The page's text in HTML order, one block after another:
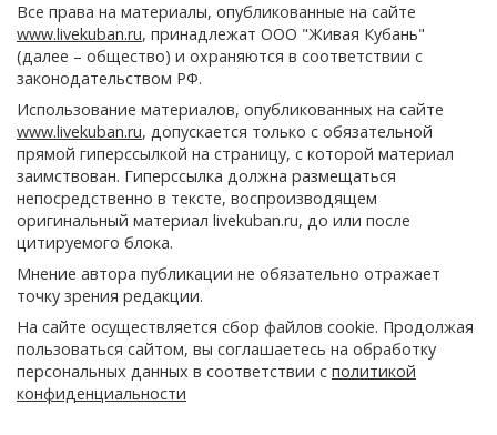
Все права на материалы, опубликованные на сайте
www.livekuban.ru, принадлежат ООО "Живая Кубань"
(далее – общество) и охраняются в соответствии с
законодательством РФ.
Использование материалов, опубликованных на сайте
www.livekuban.ru, допускается только с обязательной
прямой гиперссылкой на страницу, с которой материал
заимствован. Гиперссылка должна размещаться
непосредственно в тексте, воспроизводящем
оригинальный материал livekuban.ru, до или после
цитируемого блока.
Мнение автора публикации не обязательно отражает
точку зрения редакции.
На сайте осуществляется сбор файлов cookie. Продолжая
пользоваться сайтом, вы соглашаетесь на обработку
персональных данных в соответствии с политикой
конфиденциальности